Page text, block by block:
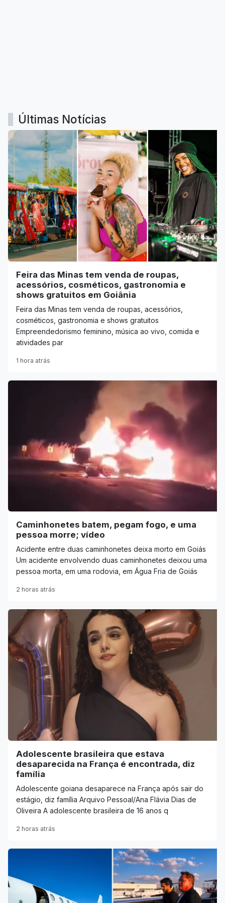
Últimas Notícias
Feira das Minas tem venda de roupas,
acessórios, cosméticos, gastronomia e
shows gratuitos em Goiânia
Feira das Minas tem venda de roupas, acessórios,
cosméticos, gastronomia e shows gratuitos
Empreendedorismo feminino, música ao vivo, comida e
atividades par
1 hora atrás
Caminhonetes batem, pegam fogo, e uma
pessoa morre; vídeo
Acidente entre duas caminhonetes deixa morto em Goiás
Um acidente envolvendo duas caminhonetes deixou uma
pessoa morta, em uma rodovia, em Água Fria de Goiás
2 horas atrás
Adolescente brasileira que estava
desaparecida na França é encontrada, diz
família
Adolescente goiana desaparece na França após sair do
estágio, diz família Arquivo Pessoal/Ana Flávia Dias de
Oliveira A adolescente brasileira de 16 anos q
2 horas atrás